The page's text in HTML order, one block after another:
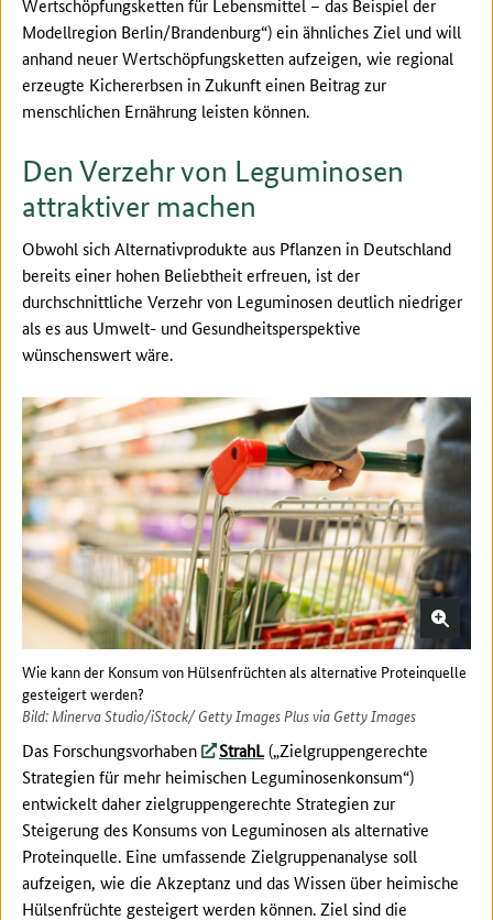
Modellregion Berlin/Brandenburg“) ein ähnliches Ziel und will
anhand neuer Wertschöpfungsketten aufzeigen, wie regional
erzeugte Kichererbsen in Zukunft einen Beitrag zur
menschlichen Ernährung leisten können.
Den Verzehr von Leguminosen
attraktiver machen
Obwohl sich Alternativprodukte aus Pflanzen in Deutschland
bereits einer hohen Beliebtheit erfreuen, ist der
durchschnittliche Verzehr von Leguminosen deutlich niedriger
als es aus Umwelt- und Gesundheitsperspektive
wünschenswert wäre.
Wie kann der Konsum von Hülsenfrüchten als alternative Proteinquelle
gesteigert werden?
Bild: Minerva Studio/iStock/ Getty Images Plus via Getty Images
Das Forschungsvorhaben StrahL(„Zielgruppengerechte
Strategien für mehr heimischen Leguminosenkonsum“)
entwickelt daher zielgruppengerechte Strategien zur
Steigerung des Konsums von Leguminosen als alternative
Proteinquelle. Eine umfassende Zielgruppenanalyse soll
aufzeigen, wie die Akzeptanz und das Wissen über heimische
Hülsenfrüchte gesteigert werden können. Ziel sind die